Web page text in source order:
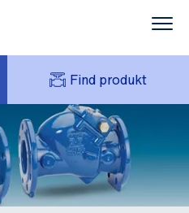
Find produkt
FORESPØRG
MIT AVK
AVK HOLDING (GROUP)
PRISLISTE